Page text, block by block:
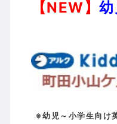
【NEW】
※幼児～小学生向け